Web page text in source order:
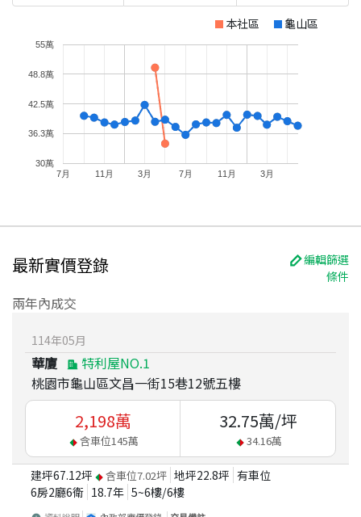
本社區 龜山區
7月 11月 3月 7月 11月 3月
30萬
36.3萬
42.5萬
48.8萬
55萬
最新實價登錄
編輯篩選
條件
兩年內成交
114年05月
華廈
特利屋NO.1
桃園市龜山區文昌一街15巷12號五樓
2,198萬
含車位145萬
32.75萬/坪
34.16萬
建坪67.12坪 含車位7.02坪 地坪22.8坪 有車位
6房2廳6衛 18.7年 5~6樓/6樓